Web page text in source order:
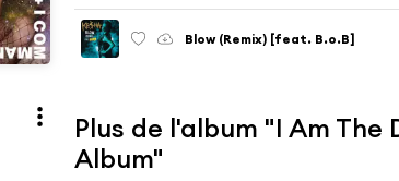
Blow (Remix) [feat. B.o.B]
Plus de l'album "I Am The
Album"